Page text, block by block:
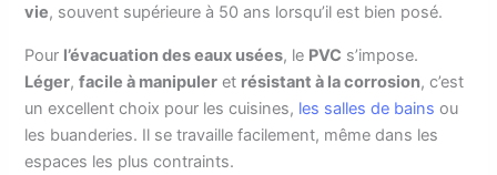
vie, souvent supérieure à 50 ans lorsqu’il est bien posé.
Pour l’évacuation des eaux usées, le PVC s’impose.
Léger,facile à manipuler et résistant à la corrosion, c’est
un excellent choix pour les cuisines, les salles de bains ou
les buanderies. Il se travaille facilement, même dans les
espaces les plus contraints.